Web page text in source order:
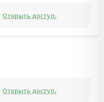
Открыть доступ.
Открыть доступ.